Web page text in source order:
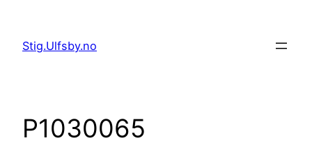
innhold
Stig.Ulfsby.no
P1030065